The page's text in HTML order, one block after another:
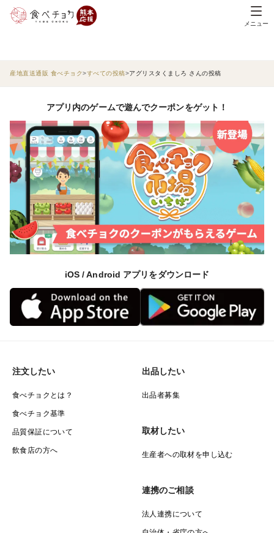
メニュー
産地直送通販 食べチョク すべての投稿 アグリスタくましろ さんの投稿
アプリ内のゲームで遊んでクーポンをゲット！
iOS / Android アプリをダウンロード
注文したい
食べチョクとは？
食べチョク基準
品質保証について
飲食店の方へ
出品したい
出品者募集
取材したい
生産者への取材を申し込む
連携のご相談
法人連携について